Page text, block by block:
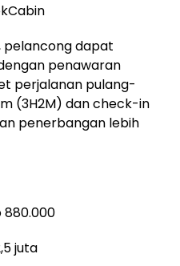
pelancong dapat
penawaran
perjalanan pulang-
(3H2M) dan check-in
penerbangan lebih
880.000
juta